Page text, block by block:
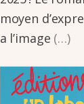
moyen
a l’image (…)